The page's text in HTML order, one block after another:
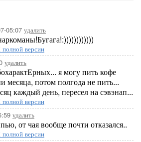
05:07 удалить
версии
удалить
я могу пить кофе
месяца, потом полгода не пить...
каждый день, пересел на сэвэнап...
версии
удалить
от чая вообще почти отказался..
версии